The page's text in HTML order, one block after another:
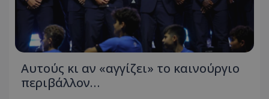
Αυτούς κι αν «αγγίζει» το καινούργιο
περιβάλλον…